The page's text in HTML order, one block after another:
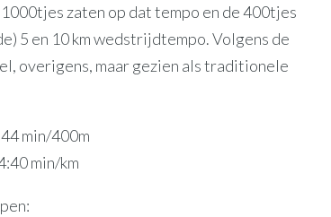
zaten op dat tempo en de 400tjes
5 en 10 km wedstrijdtempo. Volgens de
overigens, maar gezien als traditionele
min/400m
min/km